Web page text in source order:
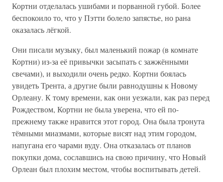
Кортни отделалась ушибами и порванной губой. Более
беспокоило то, что у Пэтти болело запястье, но рана
оказалась лёгкой.
Они писали музыку, был маленький пожар (в комнате
Кортни) из-за её привычки засыпать с зажжёнными
свечами), и выходили очень редко. Кортни боялась
увидеть Трента, а другие были равнодушны к Новому
Орлеану. К тому времени, как они уезжали, как раз перед
Рождеством, Кортни не была уверена, что ей по-
прежнему также нравится этот город. Она была тронута
тёмными миазмами, которые висят над этим городом,
напугана его чарами вуду. Она отказалась от планов
покупки дома, сославшись на свою причину, что Новый
Орлеан был плохим местом, чтобы воспитывать детей.